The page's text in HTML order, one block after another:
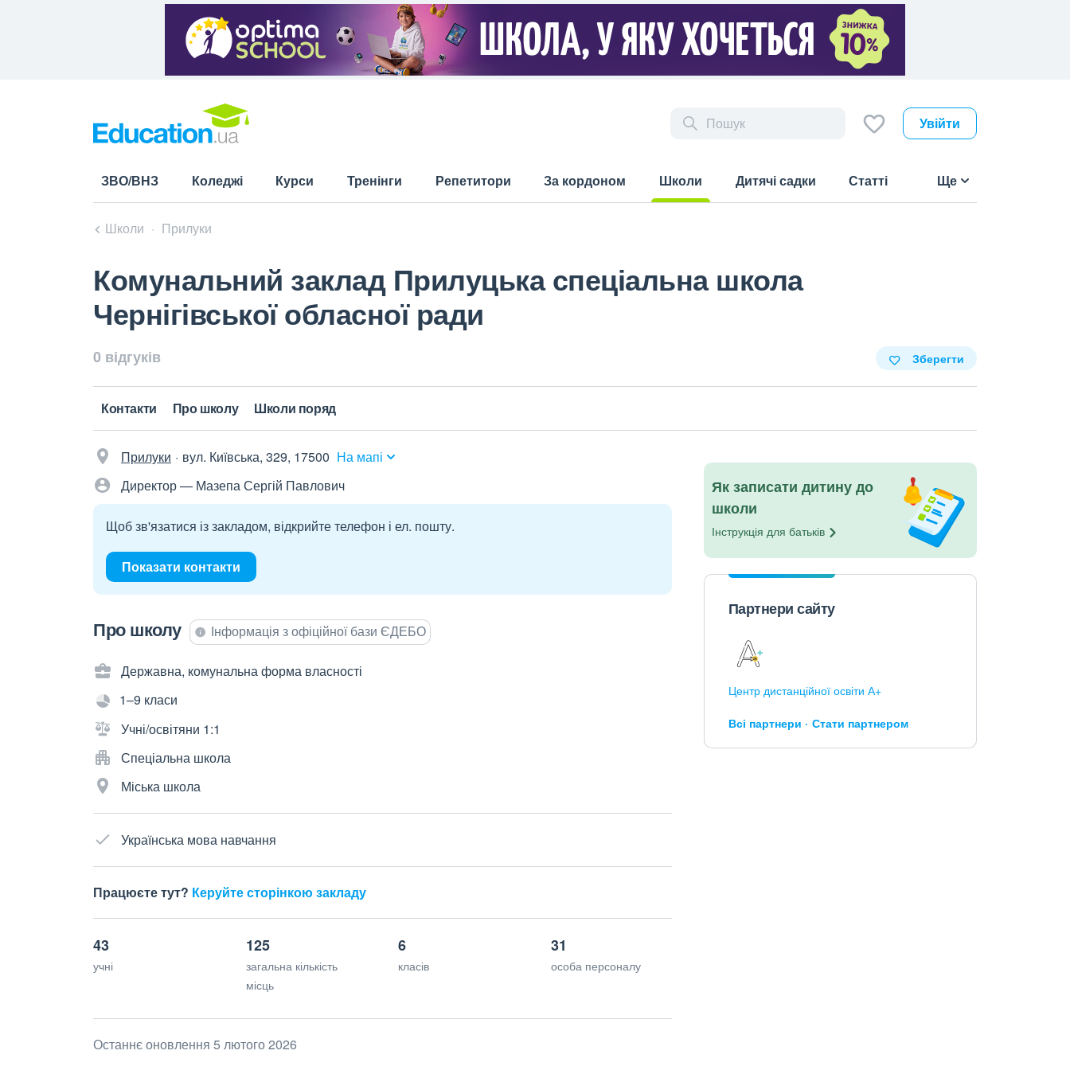
Увійти
ЗВО/ВНЗ Коледжі Курси Тренінги Репетитори За кордоном
Школи
Дитячі садки Статті Ще
Школи Прилуки
Комунальний заклад Прилуцька спеціальна школа
Чернігівської обласної ради
0 відгуків Зберегти
Контакти Про школу Школи поряд
Прилуки вул. Київська, 329, 17500 На мапі
Директор — Мазепа Сергій Павлович
Щоб зв'язатися із закладом, відкрийте телефон і ел. пошту.
Показати контакти
Про школу Інформація з офіційної бази ЄДЕБО
Державна, комунальна форма власності
1–9 класи
Учні/освітяни 1:1
Спеціальна школа
Міська школа
Українська мова навчання
Працюєте тут? Керуйте сторінкою закладу
43
учні
125
загальна кількість
місць
6
класів
31
особа персоналу
Останнє оновлення 5 лютого 2026
Як записати дитину до
школи
Інструкція для батьків
Партнери сайту
Центр дистанційної освіти А+
Всі партнери Стати партнером